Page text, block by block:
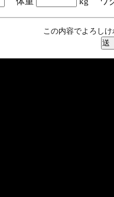
この内容でよろし